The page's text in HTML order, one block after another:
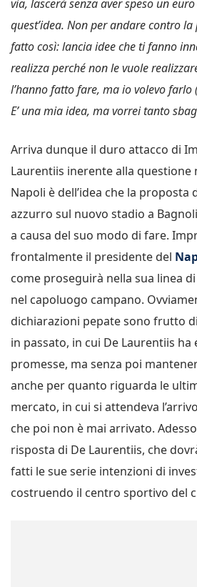
via, lascerà senza aver speso un
quest’idea. Non per andare contro
fatto così: lancia idee che ti fanno
realizza perché non le vuole
l’hanno fatto fare, ma io volevo farlo
E’ una mia idea, ma vorrei tanto
Arriva dunque il duro attacco di
Laurentiis inerente alla questione
Napoli è dell’idea che la proposta
azzurro sul nuovo stadio a
a causa del suo modo di fare.
frontalmente il presidente del
come proseguirà nella sua linea
nel capoluogo campano.
dichiarazioni pepate sono frutto
in passato, in cui De Laurentiis
promesse, ma senza poi
anche per quanto riguarda le
mercato, in cui si attendeva
che poi non è mai arrivato.
risposta di De Laurentiis, che
fatti le sue serie intenzioni di
costruendo il centro sportivo del